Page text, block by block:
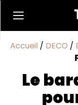
Accueil / DECO /
Le